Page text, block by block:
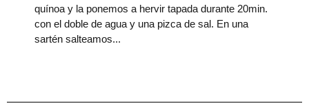
quínoa y la ponemos a hervir tapada durante 20min.
con el doble de agua y una pizca de sal. En una
sartén salteamos